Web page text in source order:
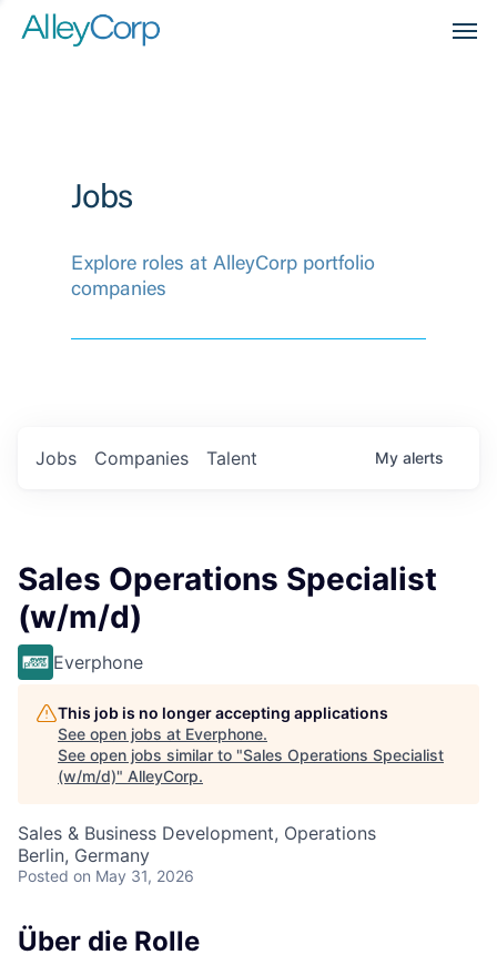
Jobs
Explore roles at AlleyCorp portfolio
companies
Jobs Companies Talent My alerts
Sales Operations Specialist
(w/m/d)
Everphone
This job is no longer accepting applications
See open jobs at Everphone.
See open jobs similar to "Sales Operations Specialist
(w/m/d)" AlleyCorp.
Sales & Business Development, Operations
Berlin, Germany
Posted on May 31, 2026
Über die Rolle